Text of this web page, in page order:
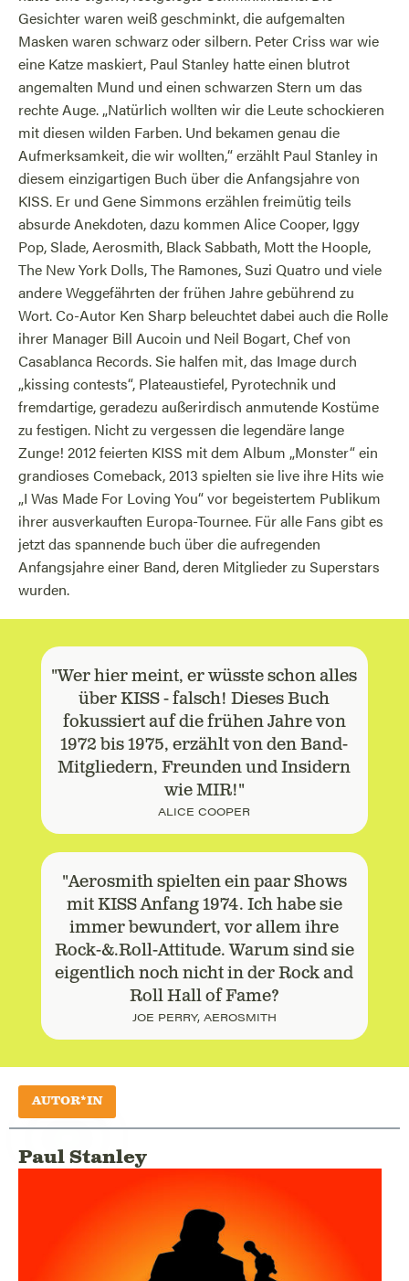
Gesichter waren weiß geschminkt, die aufgemalten
Masken waren schwarz oder silbern. Peter Criss war wie
eine Katze maskiert, Paul Stanley hatte einen blutrot
angemalten Mund und einen schwarzen Stern um das
rechte Auge. „Natürlich wollten wir die Leute schockieren
mit diesen wilden Farben. Und bekamen genau die
Aufmerksamkeit, die wir wollten,“ erzählt Paul Stanley in
diesem einzigartigen Buch über die Anfangsjahre von
KISS. Er und Gene Simmons erzählen freimütig teils
absurde Anekdoten, dazu kommen Alice Cooper, Iggy
Pop, Slade, Aerosmith, Black Sabbath, Mott the Hoople,
The New York Dolls, The Ramones, Suzi Quatro und viele
andere Weggefährten der frühen Jahre gebührend zu
Wort. Co-Autor Ken Sharp beleuchtet dabei auch die Rolle
ihrer Manager Bill Aucoin und Neil Bogart, Chef von
Casablanca Records. Sie halfen mit, das Image durch
„kissing contests“, Plateaustiefel, Pyrotechnik und
fremdartige, geradezu außerirdisch anmutende Kostüme
zu festigen. Nicht zu vergessen die legendäre lange
Zunge! 2012 feierten KISS mit dem Album „Monster“ ein
grandioses Comeback, 2013 spielten sie live ihre Hits wie
„I Was Made For Loving You“ vor begeistertem Publikum
ihrer ausverkauften Europa-Tournee. Für alle Fans gibt es
jetzt das spannende buch über die aufregenden
Anfangsjahre einer Band, deren Mitglieder zu Superstars
wurden.
"Wer hier meint, er wüsste schon alles
über KISS - falsch! Dieses Buch
fokussiert auf die frühen Jahre von
1972 bis 1975, erzählt von den Band-
Mitgliedern, Freunden und Insidern
wie MIR!"
ALICE COOPER
"Aerosmith spielten ein paar Shows
mit KISS Anfang 1974. Ich habe sie
immer bewundert, vor allem ihre
Rock-&.Roll-Attitude. Warum sind sie
eigentlich noch nicht in der Rock and
Roll Hall of Fame?
JOE PERRY, AEROSMITH
AUTOR*IN
Paul Stanley